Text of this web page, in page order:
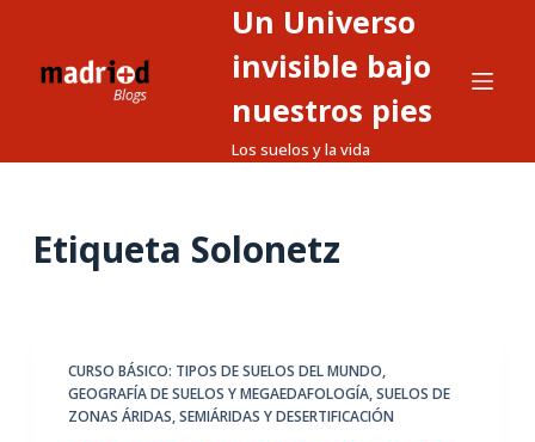
Un Universo
invisible bajo
nuestros pies
Los suelos y la vida
Etiqueta Solonetz
CURSO BÁSICO: TIPOS DE SUELOS DEL MUNDO,
GEOGRAFÍA DE SUELOS Y MEGAEDAFOLOGÍA,SUELOS DE
ZONAS ÁRIDAS, SEMIÁRIDAS Y DESERTIFICACIÓN